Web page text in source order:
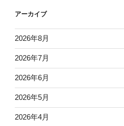
アーカイブ
2026年8月
2026年7月
2026年6月
2026年5月
2026年4月